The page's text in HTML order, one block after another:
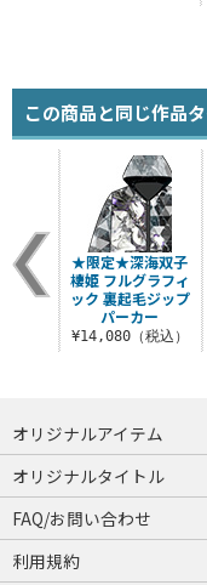
この商品と同じ作品
ぶり
込）
★限定★深海双子
棲姫 フルグラフィ
ック 裏起毛ジップ
パーカー
¥14,080（税込）
オリジナルアイテム
つままれ
つかまれ
ピョコッテ
オリジナルタイトル
アイテムヤ
ミスカトニック大學購買部
FAQ/お問い合わせ
FAQ
お問い合わせ
利用規約